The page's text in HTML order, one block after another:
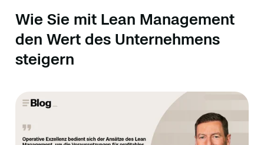
Wie Sie mit Lean Management
den Wert des Unternehmens
steigern